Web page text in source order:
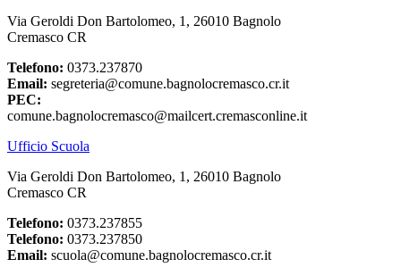
Via Geroldi Don Bartolomeo, 1, 26010 Bagnolo
Cremasco CR
Telefono: 0373.237870
Email: segreteria@comune.bagnolocremasco.cr.it
PEC:
comune.bagnolocremasco@mailcert.cremasconline.it
Ufficio Scuola
Via Geroldi Don Bartolomeo, 1, 26010 Bagnolo
Cremasco CR
Telefono: 0373.237855
Telefono: 0373.237850
Email: scuola@comune.bagnolocremasco.cr.it